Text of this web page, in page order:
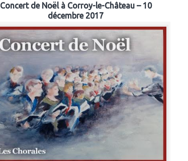
Concert de Noël à Corroy-le-Château – 10
décembre 2017